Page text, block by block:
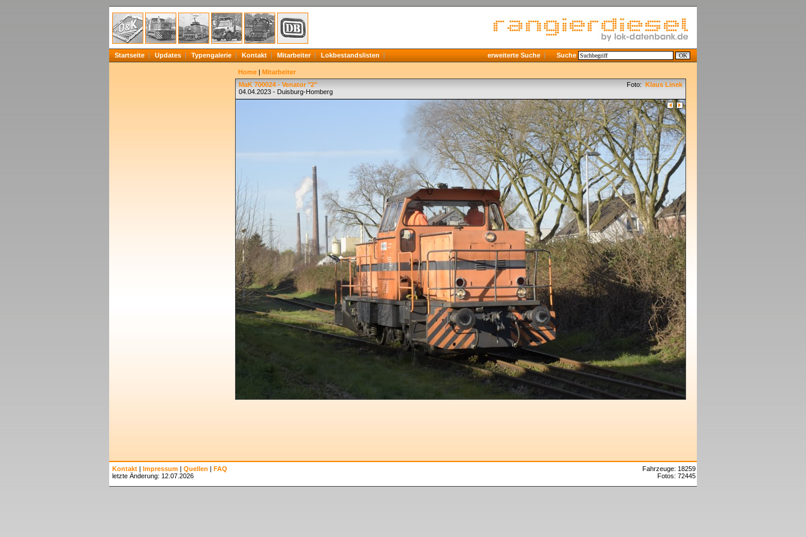
Startseite Updates Typengalerie Kontakt Mitarbeiter Lokbestandslisten erweiterte Suche Suche
Home | Mitarbeiter
MaK 700024 - Venator "2"
04.04.2023 - Duisburg-Homberg
Foto: Klaus Linek
Kontakt | Impressum | Quellen | FAQ
letzte Änderung: 12.07.2026
Fahrzeuge: 18259
Fotos: 72445